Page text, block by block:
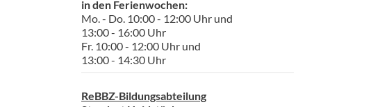
in den Ferienwochen:
Mo. - Do. 10:00 - 12:00 Uhr und
13:00 - 16:00 Uhr
Fr. 10:00 - 12:00 Uhr und
13:00 - 14:30 Uhr
ReBBZ-Bildungsabteilung